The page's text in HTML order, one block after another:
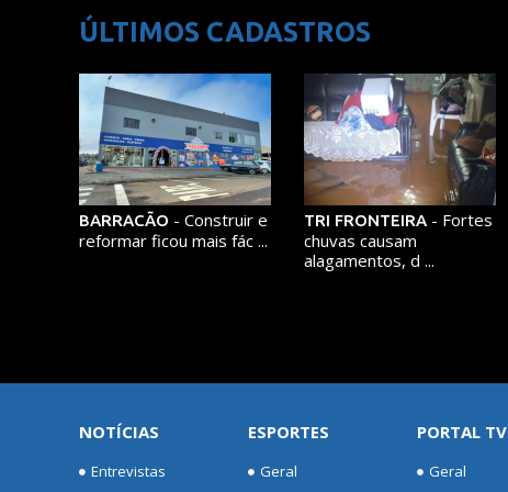
ÚLTIMOS CADASTROS
BARRACÃO - Construir e
reformar ficou mais fác ...
TRI FRONTEIRA - Fortes
chuvas causam
alagamentos, d ...
NOTÍCIAS
Entrevistas
ESPORTES
Geral
PORTAL TV
Geral